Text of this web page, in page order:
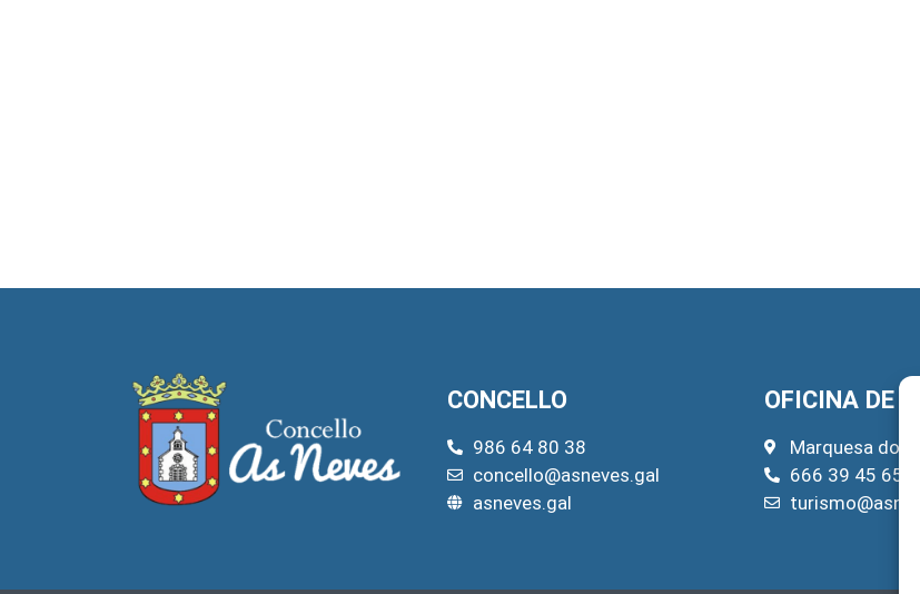
CONCELLO
986 64 80 38
concello@asneves.gal
asneves.gal
OFICINA DE
Marquesa do
666 39 45 65